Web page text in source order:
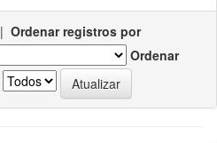
| Ordenar registros por
Ordenar